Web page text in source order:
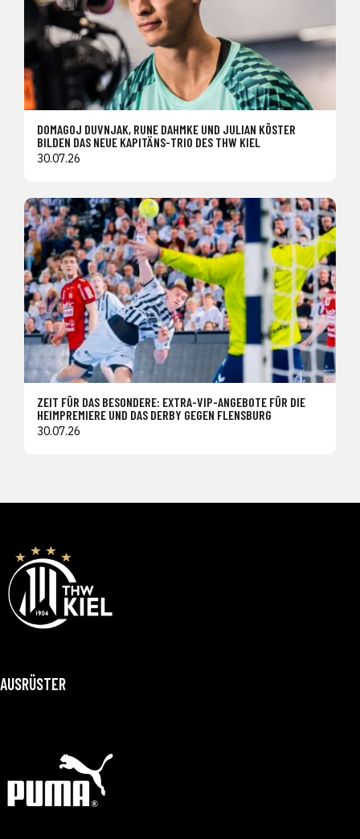
DOMAGOJ DUVNJAK, RUNE DAHMKE UND JULIAN KÖSTER
BILDEN DAS NEUE KAPITÄNS-TRIO DES THW KIEL
30.07.26
ZEIT FÜR DAS BESONDERE: EXTRA-VIP-ANGEBOTE FÜR DIE
HEIMPREMIERE UND DAS DERBY GEGEN FLENSBURG
30.07.26
AUSRÜSTER